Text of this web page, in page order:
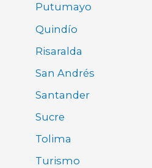
Putumayo
Quindío
Risaralda
San Andrés
Santander
Sucre
Tolima
Turismo